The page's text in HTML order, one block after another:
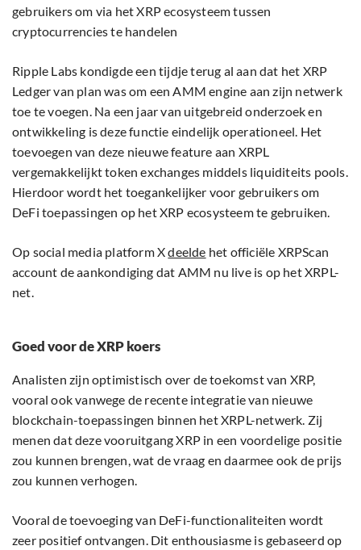
gebruikers om via het XRP ecosysteem tussen
cryptocurrencies te handelen
Ripple Labs kondigde een tijdje terug al aan dat het XRP
Ledger van plan was om een AMM engine aan zijn netwerk
toe te voegen. Na een jaar van uitgebreid onderzoek en
ontwikkeling is deze functie eindelijk operationeel. Het
toevoegen van deze nieuwe feature aan XRPL
vergemakkelijkt token exchanges middels liquiditeits pools.
Hierdoor wordt het toegankelijker voor gebruikers om
DeFi toepassingen op het XRP ecosysteem te gebruiken.
Op social media platform Xdeelde het officiële XRPScan
account de aankondiging dat AMM nu live is op het XRPL-
net.
Goed voor de XRP koers
Analisten zijn optimistisch over de toekomst van XRP,
vooral ook vanwege de recente integratie van nieuwe
blockchain-toepassingen binnen het XRPL-netwerk. Zij
menen dat deze vooruitgang XRP in een voordelige positie
zou kunnen brengen, wat de vraag en daarmee ook de prijs
zou kunnen verhogen.
Vooral de toevoeging van DeFi-functionaliteiten wordt
zeer positief ontvangen. Dit enthousiasme is gebaseerd op